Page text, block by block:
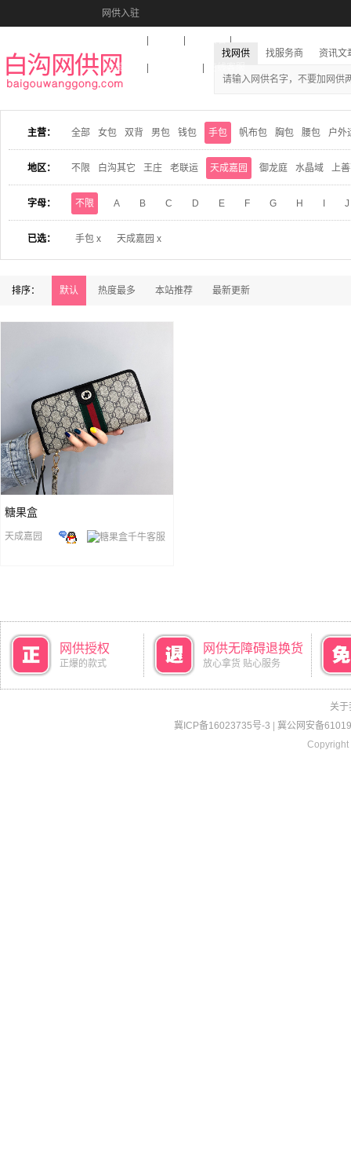
网供入驻
收藏本站
找网供 找服务商 资讯文
主营： 全部 女包 双背 男包 钱包 手包 帆布包 胸包 腰包 户外
地区： 不限 白沟其它 王庄 老联运 天成嘉园 御龙庭 水晶域 上
字母： 不限 A B C D E F G H J
已选： 手包 x 天成嘉园 x
排序： 默认 热度最多 本站推荐 最新更新
糖果盒
天成嘉园
网供授权
正爆的款式
网供无障碍退换货
放心拿货 贴心服务
关于
冀ICP备16023735号-3
冀公网安备